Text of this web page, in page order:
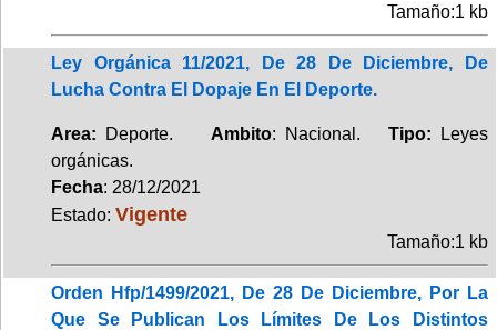
Tamaño:1 kb
Ley Orgánica 11/2021, De 28 De Diciembre, De
Lucha Contra El Dopaje En El Deporte.
Area: Deporte. Ambito: Nacional. Tipo:
Leyes
orgánicas.
Fecha: 28/12/2021
Estado: Vigente
Tamaño:1 kb
Orden Hfp/1499/2021, De 28 De Diciembre, Por La
Que Se Publican Los Límites De Los Distintos